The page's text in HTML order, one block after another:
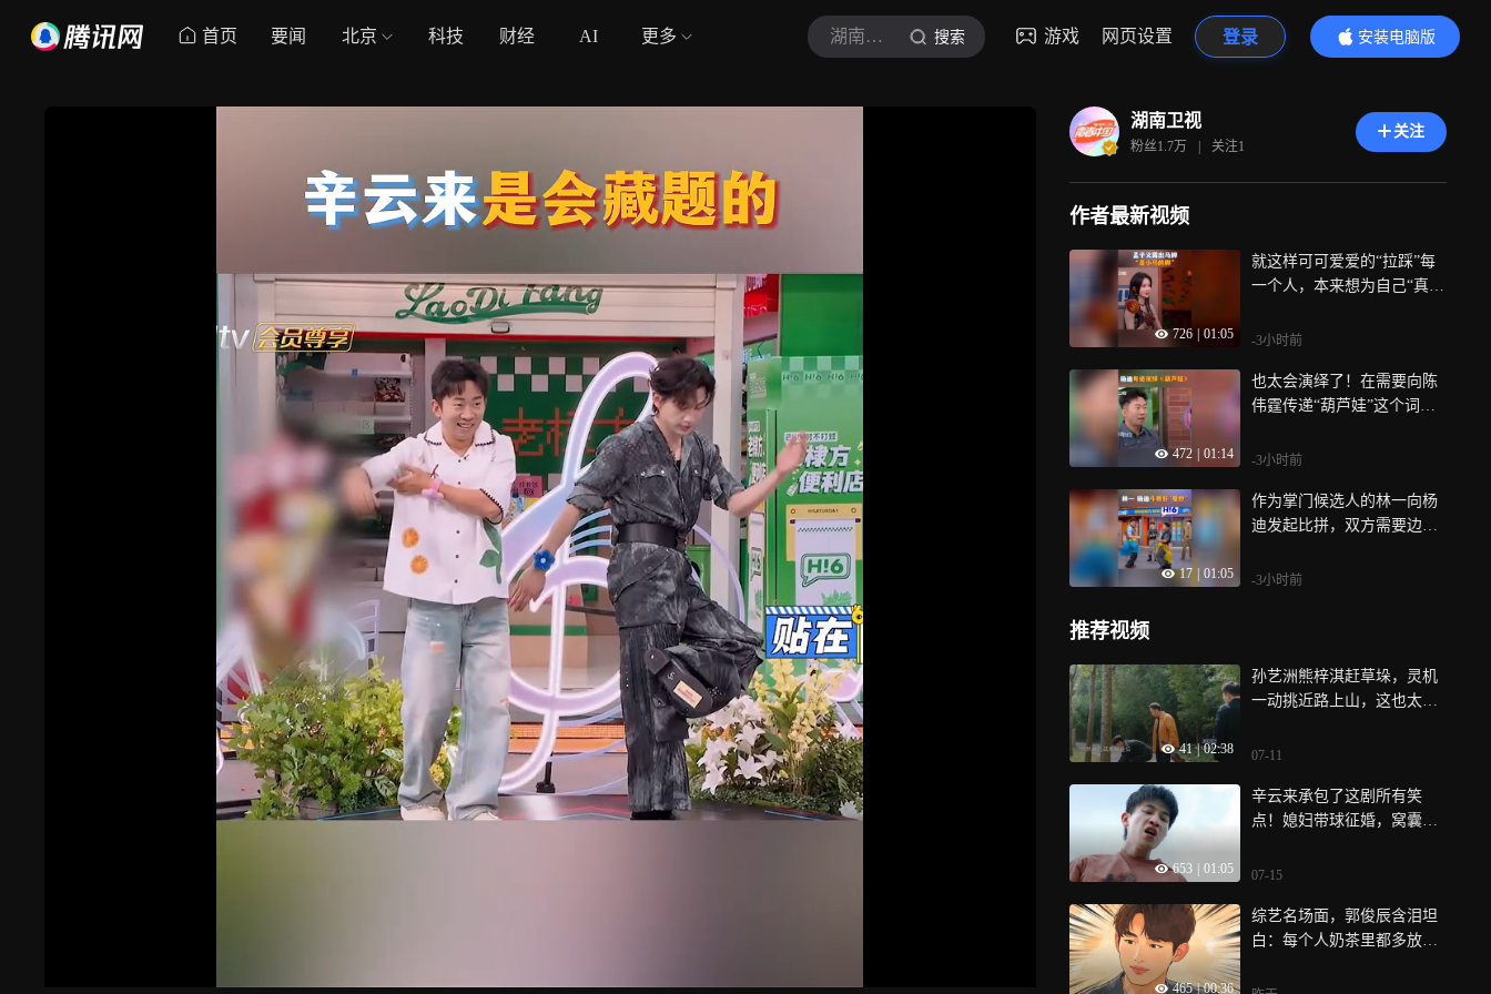
首页 要闻 北京 科技 财经 AI 更多 湖南卫视 搜索 游戏 网页设置 登录
安装电脑版
内容更精彩
湖南卫视
粉丝1.7万 | 关注1
关注
作者最新视频
726 01:05
就这样可可爱爱的“拉踩”每
一个人，本来想为自己“真掌
不是真的，面对陈伟霆问的
默的回答“小马的脚”，孟子
义就这样小心翼翼地玩崩
-3小时前
472 01:14
也太会演绎了！在需要向陈
伟霆传递“葫芦娃”这个词
爷”进行信息传达，没想到陈
一直喊“爷爷爷爷，爷爷在哪
里”，逗的大家笑个不停
-3小时前
17 01:05
作为掌门候选人的林一向杨
迪发起比拼，双方需要边斗
顾忌，简直就是“舞姿很曼
-3小时前
推荐视频
41 | 02:38
孙艺洲熊梓淇赶草垛，灵机
一动挑近路上山，这也太聪
07-11
653 01:05
辛云来承包了这剧所有笑
点！媳妇带球征婚，窝囊人
《小芳》
07-15
465 | 00:36
综艺名场面，郭俊辰含泪坦
白：每个人奶茶里都多放了